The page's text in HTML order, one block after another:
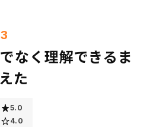
なく理解できるま
た
5.0
4.0